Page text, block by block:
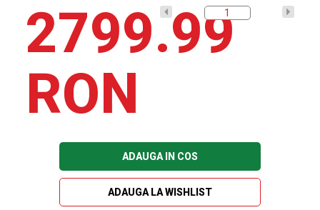
2799.99
RON
ADAUGA IN COS
ADAUGA LA WISHLIST